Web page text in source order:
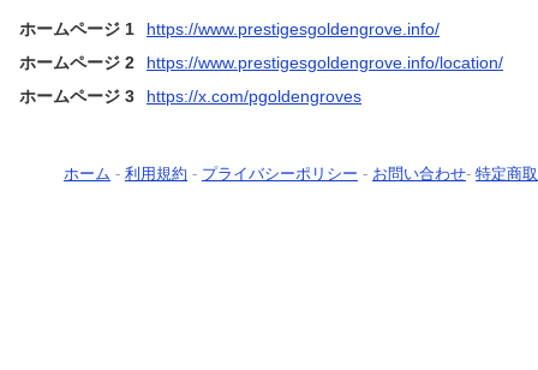
ホームページ 1
https://www.prestigesgoldengrove.info/
ホームページ 2
https://www.prestigesgoldengrove.info/location/
ホームページ 3
https://x.com/pgoldengroves
ホーム - 利用規約 - プライバシーポリシー - お問い合わせ- 特定商